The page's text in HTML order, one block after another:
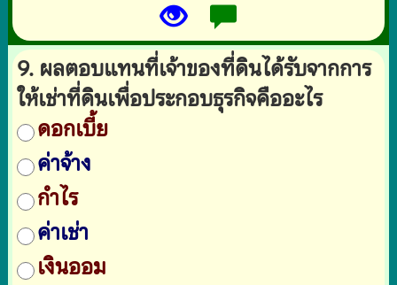
9. ผลตอบแทนที่เจ้าของที่ดินได้รับจากการ
ให้เช่าที่ดินเพื่อประกอบธุรกิจคืออะไร
ดอกเบี้ย
ค่าจ้าง
กำไร
ค่าเช่า
เงินออม